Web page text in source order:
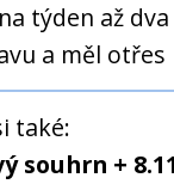
týden až
a měl otřes
také:
souhrn +